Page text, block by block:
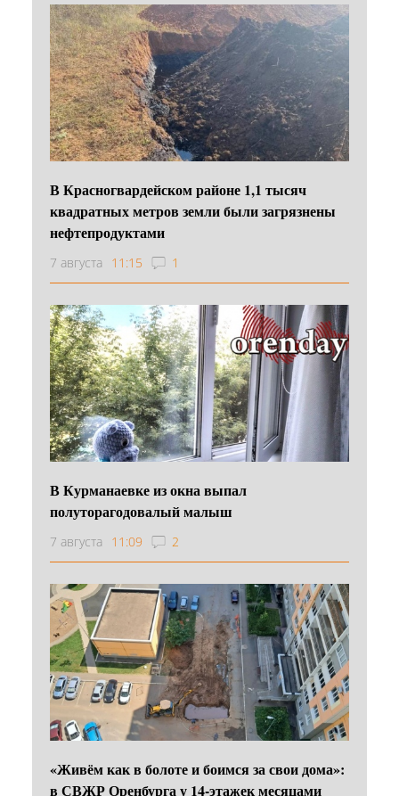
В Красногвардейском районе 1,1 тысяч
квадратных метров земли были загрязнены
нефтепродуктами
7 августа 11:15 1
В Курманаевке из окна выпал
полуторагодовалый малыш
7 августа 11:09 2
«Живём как в болоте и боимся за свои дома»:
в СВЖР Оренбурга у 14-этажек месяцами